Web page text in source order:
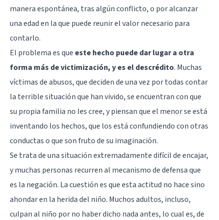
manera espontánea, tras algún conflicto, o por alcanzar
una edad en la que puede reunir el valor necesario para
contarlo.
El problema es que este hecho puede dar lugar a otra
forma más de victimización, y es el descrédito. Muchas
víctimas de abusos, que deciden de una vez por todas contar
la terrible situación que han vivido, se encuentran con que
su propia familia no les cree, y piensan que el menor se está
inventando los hechos, que los está confundiendo con otras
conductas o que son fruto de su imaginación.
Se trata de una situación extremadamente difícil de encajar,
y muchas personas recurren al mecanismo de defensa que
es la negación. La cuestión es que esta actitud no hace sino
ahondar en la herida del niño. Muchos adultos, incluso,
culpan al niño por no haber dicho nada antes, lo cual es, de